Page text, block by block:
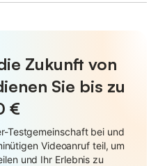
Zukunft von
Sie bis zu
€
Testgemeinschaft bei und
Videoanruf teil, um
und Ihr Erlebnis zu